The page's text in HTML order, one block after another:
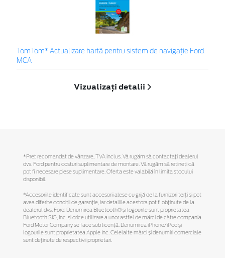
TomTom* Actualizare hartă pentru sistem de navigație Ford
MCA
Vizualizați detalii
*Preţ recomandat de vânzare, TVA inclus. Vă rugăm să contactaţi dealerul
dvs. Ford pentru costuri suplimentare de montare. Vă rugăm să reţineţi că
pot fi necesare piese suplimentare. Oferta este valabilă în limita stocului
disponibil.
*Accesoriile identificate sunt accesorii alese cu grijă de la furnizori terți și pot
avea diferite condiții de garanție, iar detaliile acestora pot fi obținute de la
dealerul dvs. Ford. Denumirea Bluetooth® și logourile sunt proprietatea
Bluetooth SIG, Inc. și orice utilizare a unor astfel de mărci de către compania
Ford Motor Company se face sub licență. Denumirea iPhone/iPod și
logourile sunt proprietatea Apple Inc. Celelalte mărci și denumiri comerciale
sunt deținute de respectivii proprietari.